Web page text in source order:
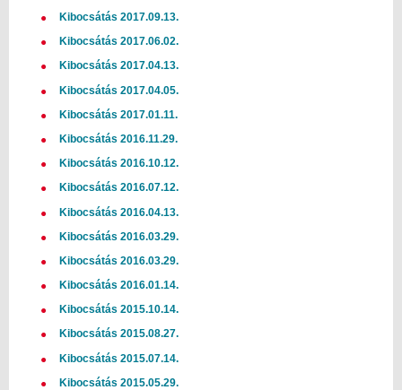
Kibocsátás 2017.09.13.
Kibocsátás 2017.06.02.
Kibocsátás 2017.04.13.
Kibocsátás 2017.04.05.
Kibocsátás 2017.01.11.
Kibocsátás 2016.11.29.
Kibocsátás 2016.10.12.
Kibocsátás 2016.07.12.
Kibocsátás 2016.04.13.
Kibocsátás 2016.03.29.
Kibocsátás 2016.03.29.
Kibocsátás 2016.01.14.
Kibocsátás 2015.10.14.
Kibocsátás 2015.08.27.
Kibocsátás 2015.07.14.
Kibocsátás 2015.05.29.